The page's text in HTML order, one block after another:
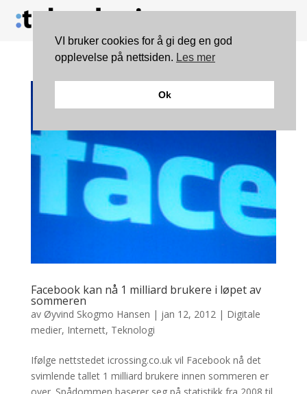
Facebook kan nå 1 milliard brukere i løpet av
sommeren
av Øyvind Skogmo Hansen | jan 12, 2012| Digitale
medier, Internett, Teknologi
Ifølge nettstedet icrossing.co.uk vil Facebook nå det
svimlende tallet 1 milliard brukere innen sommeren er
VI bruker cookies for å gi deg en god
opplevelse på nettsiden. Les mer
Ok